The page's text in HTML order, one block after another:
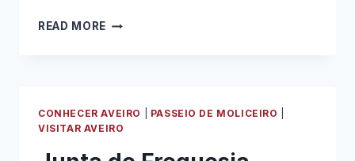
READ MORE BOSCH
AVEIRO
CONHECER AVEIRO PASSEIO DE MOLICEIRO
VISITAR AVEIRO